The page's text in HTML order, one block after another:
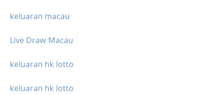
keluaran macau
Live Draw Macau
keluaran hk lotto
keluaran hk lotto